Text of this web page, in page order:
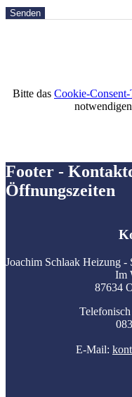
Senden
Bitte das Cookie-
Footer -
Öffnungszeiten
Joachim Schlaak Heizung -
Im
87634
E-Mail: